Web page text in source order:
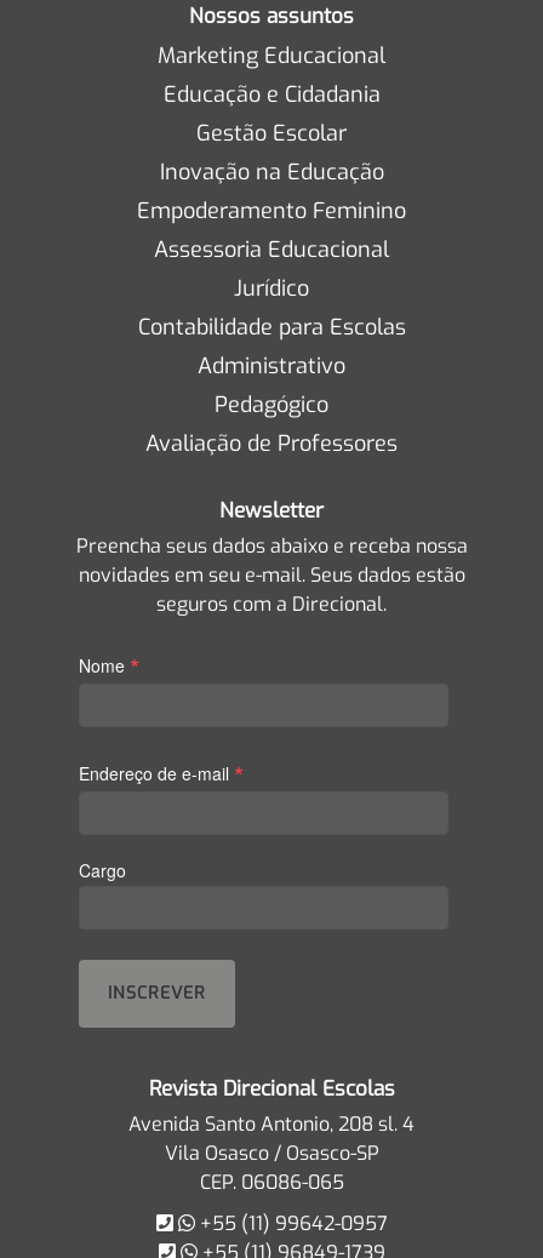
Nossos assuntos
Marketing Educacional
Educação e Cidadania
Gestão Escolar
Inovação na Educação
Empoderamento Feminino
Assessoria Educacional
Jurídico
Contabilidade para Escolas
Administrativo
Pedagógico
Avaliação de Professores
Newsletter
Preencha seus dados abaixo e receba nossa
novidades em seu e-mail. Seus dados estão
seguros com a Direcional.
Nome *
Endereço de e-mail *
Cargo
Revista Direcional Escolas
Avenida Santo Antonio, 208 sl. 4
Vila Osasco / Osasco-SP
CEP. 06086-065
+55 (11) 99642-0957
+55 (11) 96849-1739